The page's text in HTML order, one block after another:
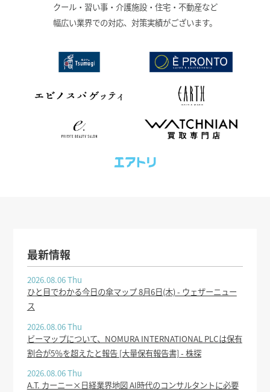
クール・習い事・介護施設・住宅・不動産など
幅広い業界での対応、対策実績がございます。
最新情報
2026.08.06 Thu
ひと目でわかる今日の傘マップ 8月6日(木) - ウェザーニュー
ス
2026.08.06 Thu
ビーマップについて、NOMURA INTERNATIONAL PLCは保有
割合が5％を超えたと報告 [大量保有報告書] - 株探
2026.08.06 Thu
A.T. カーニー×日経業界地図 AI時代のコンサルタントに必要